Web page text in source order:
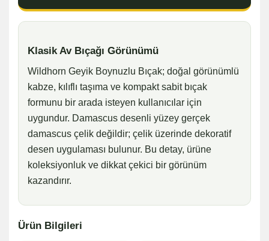
Klasik Av Bıçağı Görünümü
Wildhorn Geyik Boynuzlu Bıçak; doğal görünümlü
kabze, kılıflı taşıma ve kompakt sabit bıçak
formunu bir arada isteyen kullanıcılar için
uygundur. Damascus desenli yüzey gerçek
damascus çelik değildir; çelik üzerinde dekoratif
desen uygulaması bulunur. Bu detay, ürüne
koleksiyonluk ve dikkat çekici bir görünüm
kazandırır.
Ürün Bilgileri